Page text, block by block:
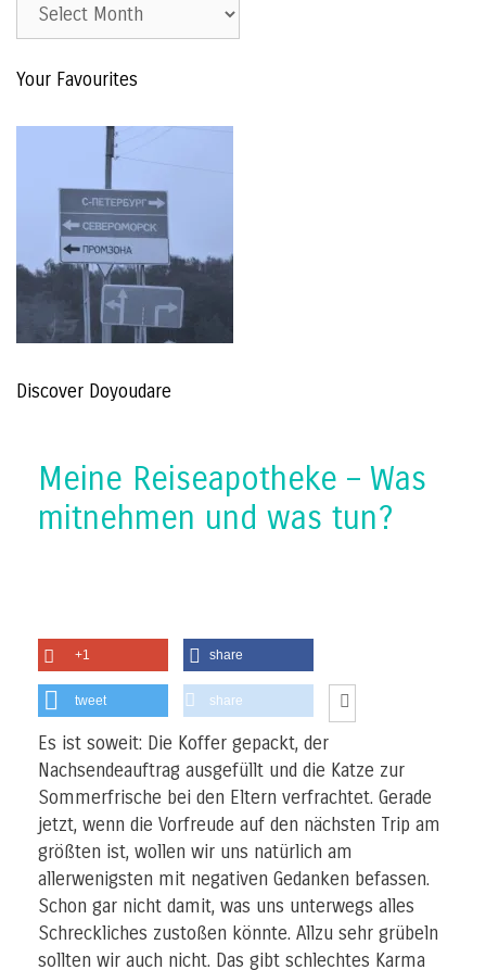
The
Your Favourites
Discover Doyoudare
Meine Reiseapotheke – Was
mitnehmen und was tun?
+1 share
tweet share
Es ist soweit: Die Koffer gepackt, der
Nachsendeauftrag ausgefüllt und die Katze zur
Sommerfrische bei den Eltern verfrachtet. Gerade
jetzt, wenn die Vorfreude auf den nächsten Trip am
größten ist, wollen wir uns natürlich am
allerwenigsten mit negativen Gedanken befassen.
Schon gar nicht damit, was uns unterwegs alles
Schreckliches zustoßen könnte. Allzu sehr grübeln
sollten wir auch nicht. Das gibt schlechtes Karma